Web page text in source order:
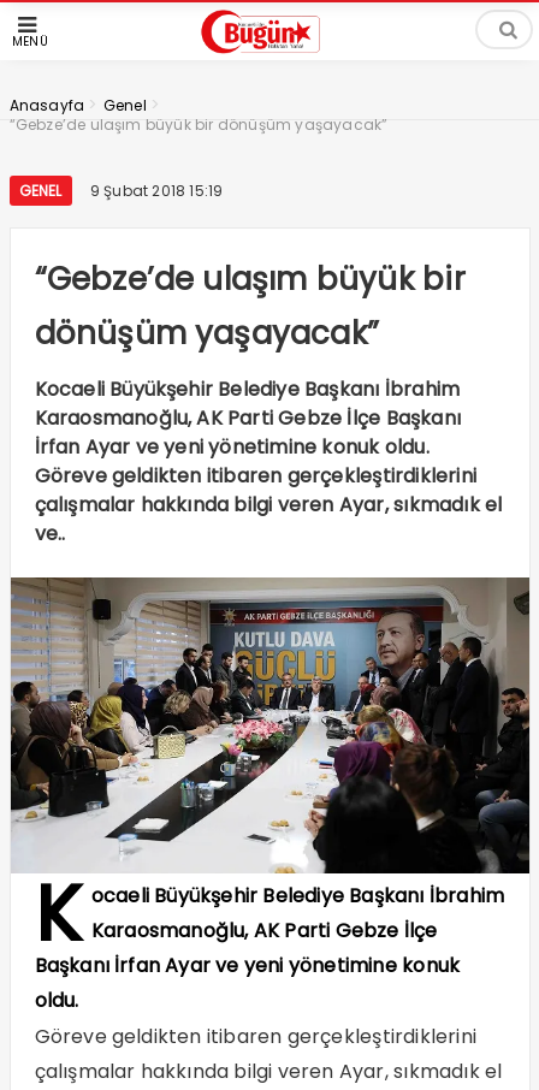
MENÜ
Anasayfa > Genel >
“Gebze’de ulaşım büyük bir dönüşüm yaşayacak”
GENEL 9 Şubat 2018 15:19
“Gebze’de ulaşım büyük bir
dönüşüm yaşayacak”
Kocaeli Büyükşehir Belediye Başkanı İbrahim
Karaosmanoğlu, AK Parti Gebze İlçe Başkanı
İrfan Ayar ve yeni yönetimine konuk oldu.
Göreve geldikten itibaren gerçekleştirdiklerini
çalışmalar hakkında bilgi veren Ayar, sıkmadık el
ve..
K ocaeli Büyükşehir Belediye Başkanı İbrahim
Karaosmanoğlu, AK Parti Gebze İlçe
Başkanı İrfan Ayar ve yeni yönetimine konuk
oldu.
Göreve geldikten itibaren gerçekleştirdiklerini
çalışmalar hakkında bilgi veren Ayar, sıkmadık el